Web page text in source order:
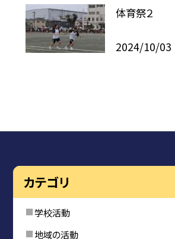
体育祭２
2024/10/03
カテゴリ
学校活動
地域の活動